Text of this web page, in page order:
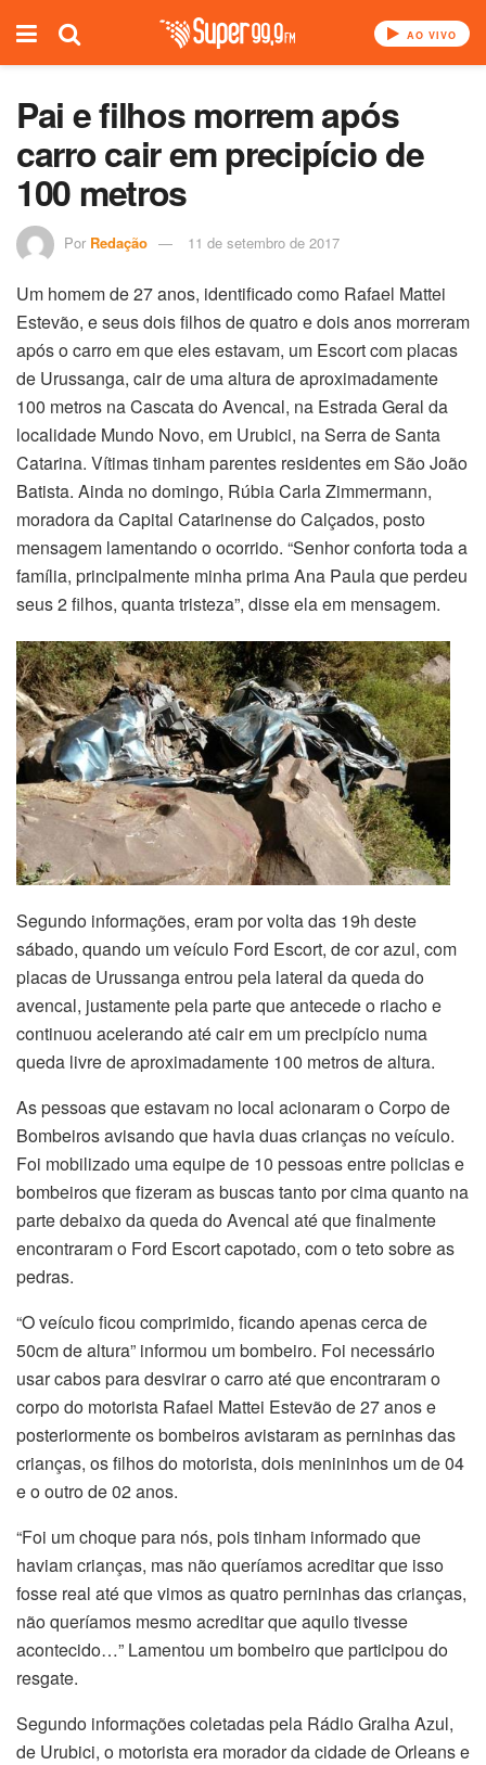
AO VIVO
Pai e filhos morrem após
carro cair em precipício de
100 metros
Por Redação 11 de setembro de 2017
Um homem de 27 anos, identificado como Rafael Mattei
Estevão, e seus dois filhos de quatro e dois anos morreram
após o carro em que eles estavam, um Escort com placas
de Urussanga, cair de uma altura de aproximadamente
100 metros na Cascata do Avencal, na Estrada Geral da
localidade Mundo Novo, em Urubici, na Serra de Santa
Catarina. Vítimas tinham parentes residentes em São João
Batista. Ainda no domingo, Rúbia Carla Zimmermann,
moradora da Capital Catarinense do Calçados, posto
mensagem lamentando o ocorrido. “Senhor conforta toda a
família, principalmente minha prima Ana Paula que perdeu
seus 2 filhos, quanta tristeza”, disse ela em mensagem.
Segundo informações, eram por volta das 19h deste
sábado, quando um veículo Ford Escort, de cor azul, com
placas de Urussanga entrou pela lateral da queda do
avencal, justamente pela parte que antecede o riacho e
continuou acelerando até cair em um precipício numa
queda livre de aproximadamente 100 metros de altura.
As pessoas que estavam no local acionaram o Corpo de
Bombeiros avisando que havia duas crianças no veículo.
Foi mobilizado uma equipe de 10 pessoas entre policias e
bombeiros que fizeram as buscas tanto por cima quanto na
parte debaixo da queda do Avencal até que finalmente
encontraram o Ford Escort capotado, com o teto sobre as
pedras.
“O veículo ficou comprimido, ficando apenas cerca de
50cm de altura” informou um bombeiro. Foi necessário
usar cabos para desvirar o carro até que encontraram o
corpo do motorista Rafael Mattei Estevão de 27 anos e
posteriormente os bombeiros avistaram as perninhas das
crianças, os filhos do motorista, dois menininhos um de 04
e o outro de 02 anos.
“Foi um choque para nós, pois tinham informado que
haviam crianças, mas não queríamos acreditar que isso
fosse real até que vimos as quatro perninhas das crianças,
não queríamos mesmo acreditar que aquilo tivesse
acontecido…” Lamentou um bombeiro que participou do
resgate.
Segundo informações coletadas pela Rádio Gralha Azul,
de Urubici, o motorista era morador da cidade de Orleans e